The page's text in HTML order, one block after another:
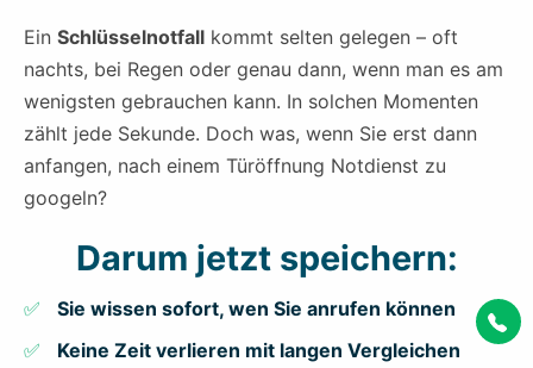
Ein Schlüsselnotfall kommt selten gelegen – oft
nachts, bei Regen oder genau dann, wenn man es am
wenigsten gebrauchen kann. In solchen Momenten
zählt jede Sekunde. Doch was, wenn Sie erst dann
anfangen, nach einem Türöffnung Notdienst zu
googeln?
Darum jetzt speichern:
Sie wissen sofort, wen Sie anrufen können
Keine Zeit verlieren mit langen Vergleichen